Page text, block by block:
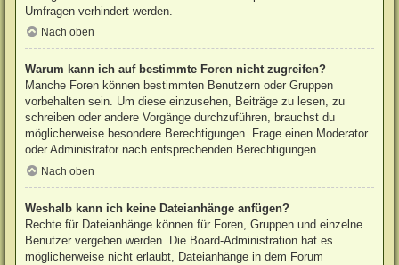
Umfragen verhindert werden.
Nach oben
Warum kann ich auf bestimmte Foren nicht zugreifen?
Manche Foren können bestimmten Benutzern oder Gruppen
vorbehalten sein. Um diese einzusehen, Beiträge zu lesen, zu
schreiben oder andere Vorgänge durchzuführen, brauchst du
möglicherweise besondere Berechtigungen. Frage einen Moderator
oder Administrator nach entsprechenden Berechtigungen.
Nach oben
Weshalb kann ich keine Dateianhänge anfügen?
Rechte für Dateianhänge können für Foren, Gruppen und einzelne
Benutzer vergeben werden. Die Board-Administration hat es
möglicherweise nicht erlaubt, Dateianhänge in dem Forum